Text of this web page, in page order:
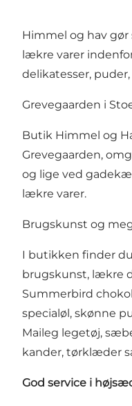
Himmel og hav
lækre varer
delikatesser,
Grevegaarden i
Butik Himmel og
Grevegaarden,
og lige ved
lækre varer.
Brugskunst og
I butikken finder
brugskunst, lækre
Summerbird
specialøl, skønne
Maileg legetøj,
kander, tørklæder
God service i